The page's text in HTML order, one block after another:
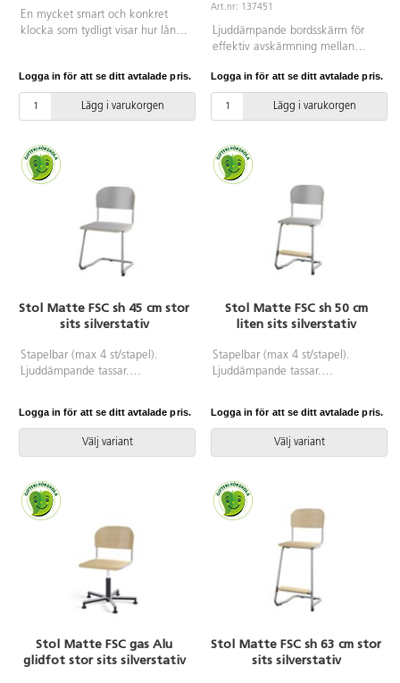
En mycket smart och konkret
klocka som tydligt visar hur lång
fältet på önskad tid, t.ex. 30 min.
Det röda fältet minskar sedan i
klockans riktning. Inställningsbar
modell passar utmärkt att hänga
på väggen eller helt fristående i
klassrummet. Den har även en
magnetisk baksida. 1 st AA-
batteri krävs, ingår ej. På/av-
knapp för alarm på baksidan.
Mått: 30x30 cm. Material: ABS
Logga in för att se ditt avtalade pris.
Lägg i varukorgen
Art.nr: 137451
Ljuddämpande bordsskärm för
effektiv avskärmning mellan
koncentration och inlärning samt
vid provskrivning. Skärmen är
utrustad med förvaringsfack,
förvaring av papper och
studiematerial. Skärmen är
upphängningsbar och hopvikbar
vilket gör den till en
platsbesparande ljudabsorbent.
Mått: 50x50x50 cm. Produkten
har Oeko-Tex® Standard.
Logga in för att se ditt avtalade pris.
Lägg i varukorgen
Stol Matte FSC sh 45 cm stor
sits silverstativ
Stapelbar (max 4 st/stapel).
Ljuddämpande tassar.
B42xD39 cm. Totaldjupet på
stativet är 54 cm. Vikt 5,8 kg.
Sits och rygg i högtryckslaminat.
Logga in för att se ditt avtalade pris.
Välj variant
Stol Matte FSC sh 50 cm
liten sits silverstativ
Stapelbar (max 4 st/stapel).
Ljuddämpande tassar.
lägen. Sitthöjd 50 cm. Sitsmått:
B36xD35 cm. Totaldjupet på
stativet är 54 cm. Vikt 4,6 kg.
Silverlackerat stativ, RAL 9006.
Logga in för att se ditt avtalade pris.
Välj variant
Stol Matte FSC gas Alu
glidfot stor sits silverstativ
Stol Matte FSC sh 63 cm stor
sits silverstativ